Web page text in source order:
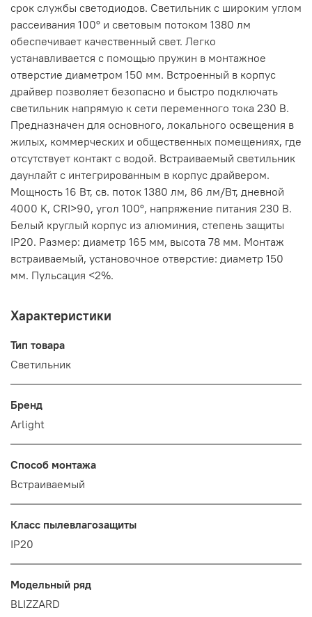
срок службы светодиодов. Светильник с широким углом
рассеивания 100° и световым потоком 1380 лм
обеспечивает качественный свет. Легко
устанавливается с помощью пружин в монтажное
отверстие диаметром 150 мм. Встроенный в корпус
драйвер позволяет безопасно и быстро подключать
светильник напрямую к сети переменного тока 230 В.
Предназначен для основного, локального освещения в
жилых, коммерческих и общественных помещениях, где
отсутствует контакт с водой. Встраиваемый светильник
даунлайт с интегрированным в корпус драйвером.
Мощность 16 Вт, св. поток 1380 лм, 86 лм/Вт, дневной
4000 K, CRI>90, угол 100°, напряжение питания 230 В.
Белый круглый корпус из алюминия, степень защиты
IP20. Размер: диаметр 165 мм, высота 78 мм. Монтаж
встраиваемый, установочное отверстие: диаметр 150
мм. Пульсация <2%.
Характеристики
Тип товара
Светильник
Бренд
Arlight
Способ монтажа
Встраиваемый
Класс пылевлагозащиты
IP20
Модельный ряд
BLIZZARD